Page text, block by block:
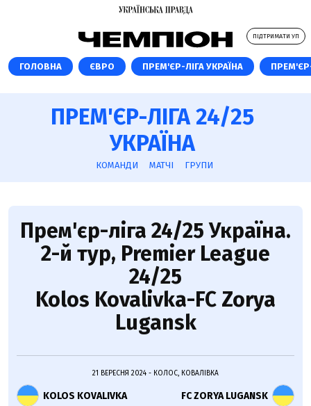
ПІДТРИМАТИ УП
ГОЛОВНА ЄВРО ПРЕМ'ЄР-ЛІГА УКРАЇНА
ПРЕМ'ЄР-ЛІГА 24/25
УКРАЇНА
КОМАНДИ МАТЧІ ГРУПИ
Прем'єр-ліга 24/25 Україна.
2-й тур, Premier League
24/25
Kolos Kovalivka-FC Zorya
Lugansk
21 ВЕРЕСНЯ 2024 - КОЛОС, КОВАЛІВКА
KOLOS KOVALIVKA FC ZORYA LUGANSK